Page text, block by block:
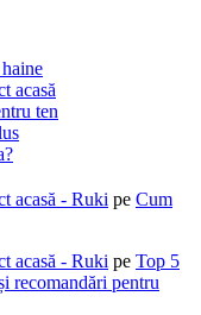
acasă
ten
acasă - Ruki pe Cum
acasă - Ruki pe Top 5
recomandări pentru